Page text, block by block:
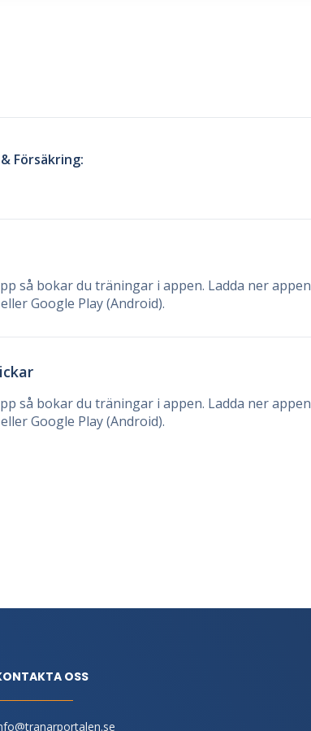
Försäkring:
så bokar du träningar i appen. Ladda ner appen
Google Play (Android).
så bokar du träningar i appen. Ladda ner appen
Google Play (Android).
OSS